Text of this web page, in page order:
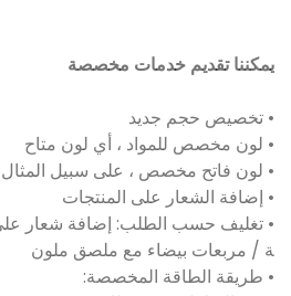
يمكننا تقديم خدمات مخصصة
• تخصيص حجم جديد
• لون مخصص للمواد ، أي لون متاح
• لون فاتح مخصص ، على سبيل المثال 4500K أبيض دافئ
• إضافة الشعار على المنتجات
• تغليف حسب الطلب: إضافة شعار
ة / مربعات بيضاء مع ملصق ملون
• طريقة الطاقة المخصصة: